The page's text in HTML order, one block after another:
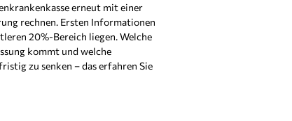
erneut mit einer
rechnen. Ersten Informationen
20%-Bereich liegen. Welche
kommt und welche
zu senken – das erfahren Sie